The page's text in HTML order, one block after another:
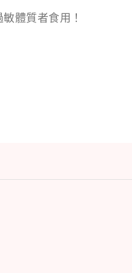
體質者食用！